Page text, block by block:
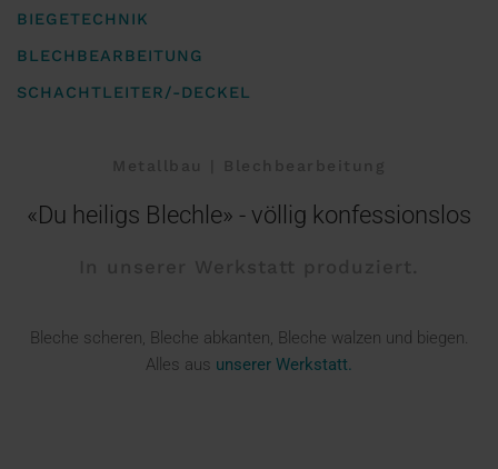
BIEGETECHNIK
BLECHBEARBEITUNG
SCHACHTLEITER/-DECKEL
Metallbau | Blechbearbeitung
«Du heiligs Blechle» - völlig konfessionslos
Bleche scheren, Bleche abkanten, Bleche walzen und biegen.
Alles aus unserer Werkstatt.